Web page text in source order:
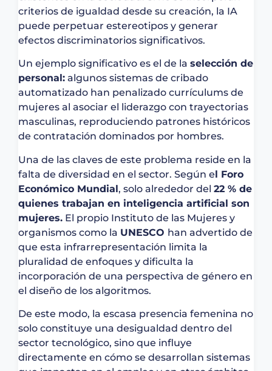
criterios de igualdad desde su creación, la IA
puede perpetuar estereotipos y generar
efectos discriminatorios significativos.
Un ejemplo significativo es el de la selección de
personal: algunos sistemas de cribado
automatizado han penalizado currículums de
mujeres al asociar el liderazgo con trayectorias
masculinas, reproduciendo patrones históricos
de contratación dominados por hombres.
Una de las claves de este problema reside en la
falta de diversidad en el sector. Según el Foro
Económico Mundial, solo alrededor del 22 % de
quienes trabajan en inteligencia artificial son
mujeres. El propio Instituto de las Mujeres y
organismos como la UNESCO han advertido de
que esta infrarrepresentación limita la
pluralidad de enfoques y dificulta la
incorporación de una perspectiva de género en
el diseño de los algoritmos.
De este modo, la escasa presencia femenina no
solo constituye una desigualdad dentro del
sector tecnológico, sino que influye
directamente en cómo se desarrollan sistemas